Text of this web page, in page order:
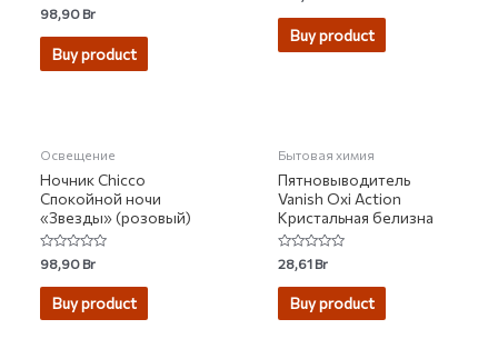
Rated
0
out
98,90Br
Buy product
out
Buy product
Освещение
Ночник Chicco
Спокойной ночи
«Звезды» (розовый)
Rated
0
out
98,90Br
Buy product
Бытовая химия
Пятновыводитель
Vanish Oxi Action
Кристальная белизна
Rated
0
out
28,61Br
Buy product